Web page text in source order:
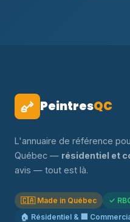
PeintresQC
L'annuaire de référence
Québec — résidentiel et
avis — tout est là.
🇨🇦 Made in Québec
✓
🏠 Résidentiel & 🏢